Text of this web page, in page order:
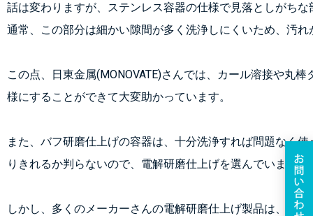
話は変わりますが、ステンレス容器の仕様で見落としがち
通常、この部分は細かい隙間が多く洗浄しにくいため、汚
この点、日東金属(MONOVATE)さんでは、カール溶接や丸
様にすることができて大変助かっています。
また、バフ研磨仕上げの容器は、十分洗浄すれば問題なく
りきれるか判らないので、電解研磨仕上げを選んでいます。
しかし、多くのメーカーさんの電解研磨仕上げ製品は、な